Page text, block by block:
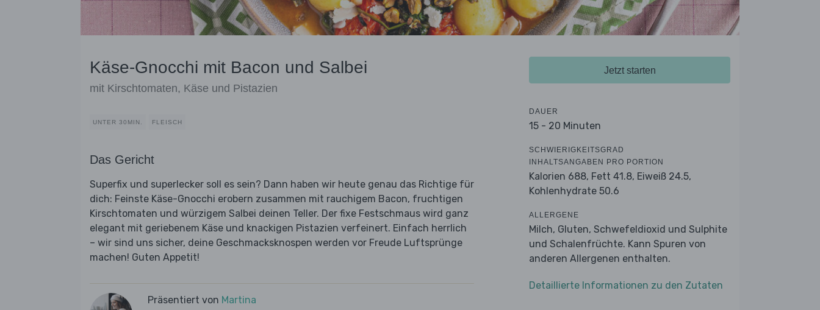
Käse-Gnocchi mit Bacon und Salbei
mit Kirschtomaten, Käse und Pistazien
UNTER 30MIN. FLEISCH
Das Gericht
Superfix und superlecker soll es sein? Dann haben wir heute genau das Richtige für
dich: Feinste Käse-Gnocchi erobern zusammen mit rauchigem Bacon, fruchtigen
Kirschtomaten und würzigem Salbei deinen Teller. Der fixe Festschmaus wird ganz
elegant mit geriebenem Käse und knackigen Pistazien verfeinert. Einfach herrlich
– wir sind uns sicher, deine Geschmacksknospen werden vor Freude Luftsprünge
machen! Guten Appetit!
Präsentiert von Martina
Jetzt starten
DAUER
15 - 20 Minuten
SCHWIERIGKEITSGRAD
INHALTSANGABEN PRO PORTION
Kalorien 688, Fett 41.8, Eiweiß 24.5,
Kohlenhydrate 50.6
ALLERGENE
Milch, Gluten, Schwefeldioxid und Sulphite
und Schalenfrüchte. Kann Spuren von
anderen Allergenen enthalten.
Detaillierte Informationen zu den Zutaten